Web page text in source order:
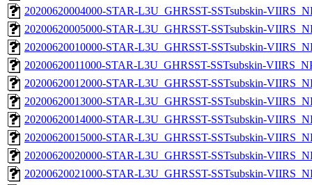
20200620004000-STAR-L3U_GHRSST-SSTsubskin-
20200620005000-STAR-L3U_GHRSST-SSTsubskin-
20200620010000-STAR-L3U_GHRSST-SSTsubskin-
20200620011000-STAR-L3U_GHRSST-SSTsubskin-
20200620012000-STAR-L3U_GHRSST-SSTsubskin-
20200620013000-STAR-L3U_GHRSST-SSTsubskin-
20200620014000-STAR-L3U_GHRSST-SSTsubskin-
20200620015000-STAR-L3U_GHRSST-SSTsubskin-
20200620020000-STAR-L3U_GHRSST-SSTsubskin-
20200620021000-STAR-L3U_GHRSST-SSTsubskin-